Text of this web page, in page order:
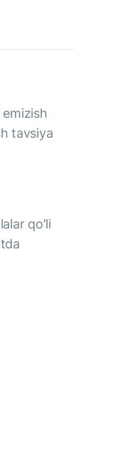
tavsiya
qo'li